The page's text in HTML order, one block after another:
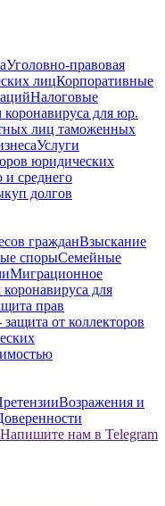
Уголовно-правовая
лицКорпоративные
Налоговые
коронавируса для юр.
лиц таможенных
Услуги
юридических
и среднего
долгов
гражданВзыскание
спорыСемейные
Миграционное
для
прав
от коллекторов
Возражения и